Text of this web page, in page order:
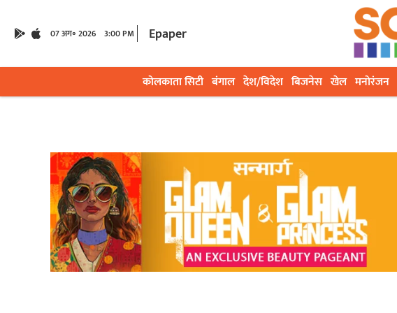
07 अग॰ 2026 3:00 PM Epaper
कोलकाता सिटी बंगाल देश/विदेश बिजनेस खेल मनोरंजन